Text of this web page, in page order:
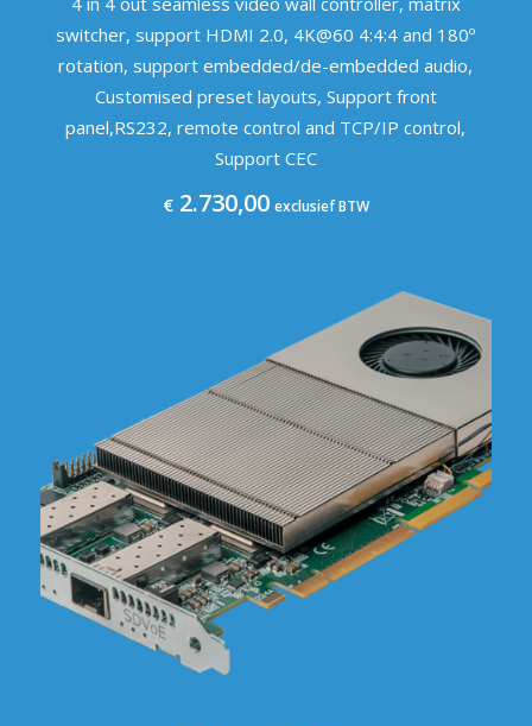
switcher, support HDMI 2.0, 4K@60 4:4:4 and 180º
rotation, support embedded/de-embedded audio,
Customised preset layouts, Support front
panel,RS232, remote control and TCP/IP control,
Support CEC
€2.730,00 exclusief BTW